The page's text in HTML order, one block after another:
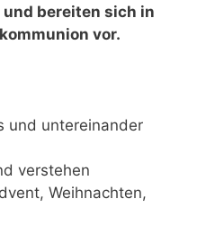
bereiten sich in
vor.
und untereinander
verstehen
Weihnachten,